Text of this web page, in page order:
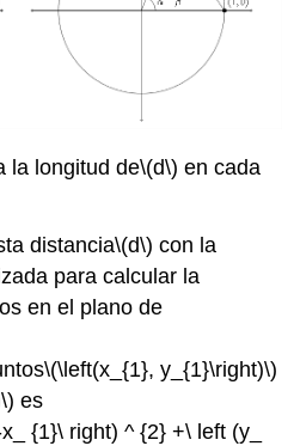
la longitud de\(d\) en cada
distancia\(d\) con la
para calcular la
en el plano de
\(\left(x_{1}, y_{1}\right)\)
es
{1}\ right) ^ {2} +\ left (y_